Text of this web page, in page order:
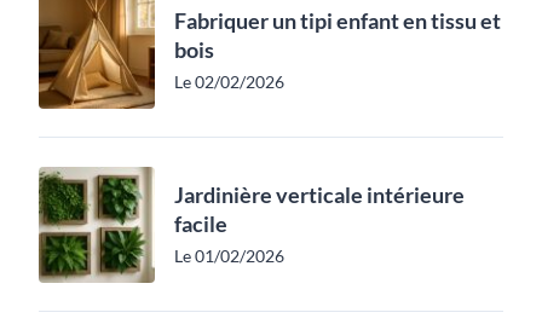
Fabriquer un tipi enfant en tissu et
bois
Le 02/02/2026
Jardinière verticale intérieure
facile
Le 01/02/2026